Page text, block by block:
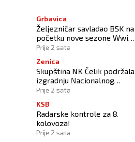
Grbavica
Željezničar savladao BSK na
početku nove sezone Wwin
lige BiH
Prije 2 sata
Zenica
Skupština NK Čelik podržala
izgradnju Nacionalnog
stadiona
Prije 2 sata
KSB
Radarske kontrole za 8.
kolovoza!
Prije 2 sata